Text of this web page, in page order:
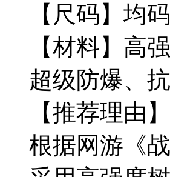
【尺码】均码
【材料】高
超级防爆、
【推荐理由】
根据网游《